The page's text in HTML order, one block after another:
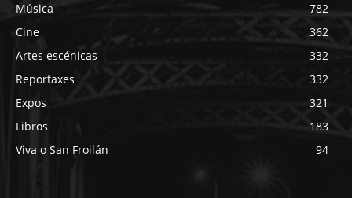
Música
782
Cine
362
Artes escénicas
332
Reportaxes
332
Expos
321
Libros
183
Viva o San Froilán
94